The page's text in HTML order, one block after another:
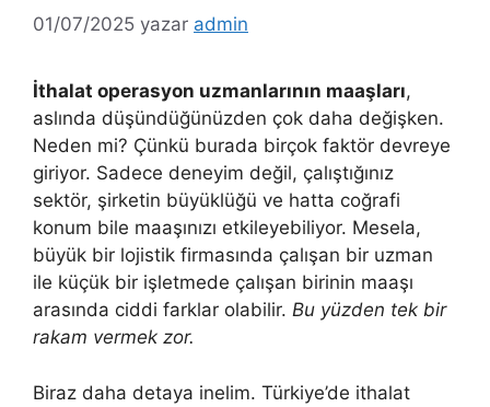
01/07/2025 yazar admin
İthalat operasyon uzmanlarının maaşları,
aslında düşündüğünüzden çok daha değişken.
Neden mi? Çünkü burada birçok faktör devreye
giriyor. Sadece deneyim değil, çalıştığınız
sektör, şirketin büyüklüğü ve hatta coğrafi
konum bile maaşınızı etkileyebiliyor. Mesela,
büyük bir lojistik firmasında çalışan bir uzman
ile küçük bir işletmede çalışan birinin maaşı
arasında ciddi farklar olabilir. Bu yüzden tek bir
rakam vermek zor.
Biraz daha detaya inelim. Türkiye’de ithalat